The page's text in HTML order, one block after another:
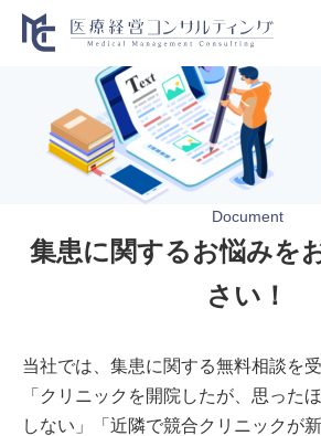
Document
集患に関するお悩みを
さい！
当社では、集患に関する無料相談を
「クリニックを開院したが、思った
しない」「近隣で競合クリニックが